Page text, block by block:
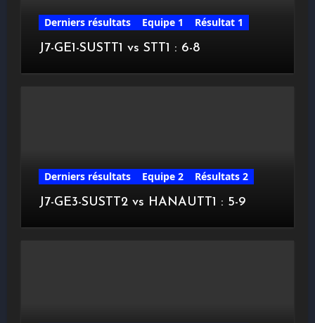
Derniers résultats Equipe 1
Résultat 1
J7-GE1-SUSTT1 vs STT1 : 6-8
Derniers résultats Equipe 2
Résultats 2
J7-GE3-SUSTT2 vs HANAUTT1 : 5-9